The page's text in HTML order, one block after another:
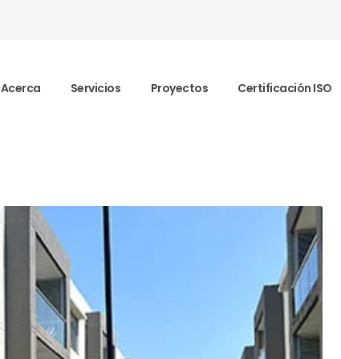
Acerca Servicios Proyectos Certificación ISO